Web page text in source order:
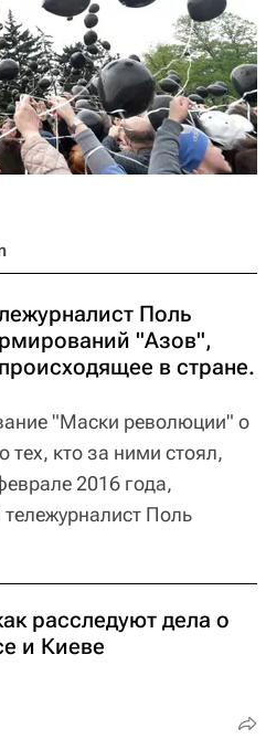
Поль
"Азов",
в стране.
"Маски революции" о
тех, кто за ними стоял,
2016 года,
Поль
расследуют дела о
и Киеве